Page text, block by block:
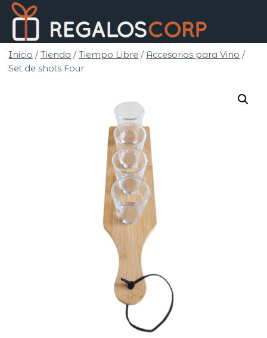
Saltar
contenido
Inicio / Tienda / Tiempo Libre / Accesorios para Vino /
Set de shots Four